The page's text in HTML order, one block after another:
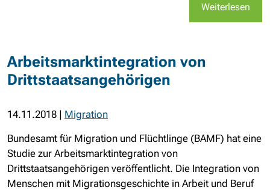
Weiterlesen
Arbeitsmarktintegration von
Drittstaatsangehörigen
14.11.2018 | Migration
Bundesamt für Migration und Flüchtlinge (BAMF) hat eine
Studie zur Arbeitsmarktintegration von
Drittstaatsangehörigen veröffentlicht. Die Integration von
Menschen mit Migrationsgeschichte in Arbeit und Beruf